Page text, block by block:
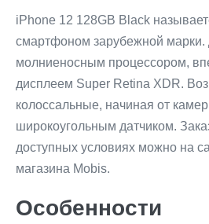
iPhone 12 128GB Black
смартфоном зарубежной марки.
молниеносным процессором,
дисплеем Super Retina XDR.
колоссальные, начиная от
широкоугольным датчиком.
доступных условиях можно на
магазина Mobis.
Особенности